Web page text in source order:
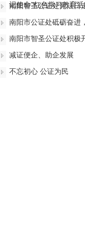
记使命”红色学习教育
南阳智圣公证处宪法日
南阳市公证处砥砺奋进
南阳市智圣公证处积极
减证便企、助企发展
不忘初心 公证为民